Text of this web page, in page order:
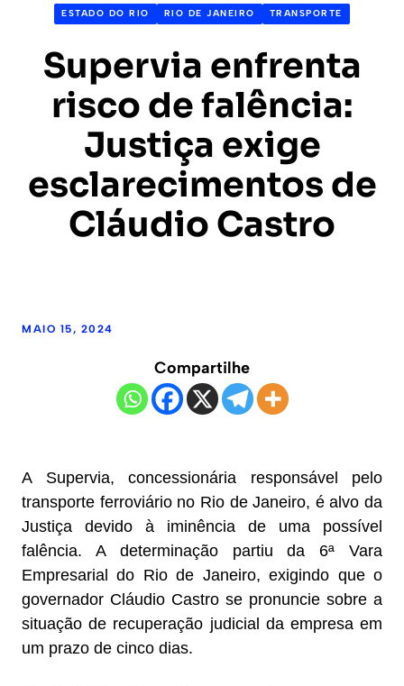
ESTADO DO RIO RIO DE JANEIRO TRANSPORTE
Supervia enfrenta
risco de falência:
Justiça exige
esclarecimentos de
Cláudio Castro
MAIO 15, 2024
Compartilhe
A Supervia, concessionária responsável pelo
transporte ferroviário no Rio de Janeiro, é alvo da
Justiça devido à iminência de uma possível
falência. A determinação partiu da 6ª Vara
Empresarial do Rio de Janeiro, exigindo que o
governador Cláudio Castro se pronuncie sobre a
situação de recuperação judicial da empresa em
um prazo de cinco dias.